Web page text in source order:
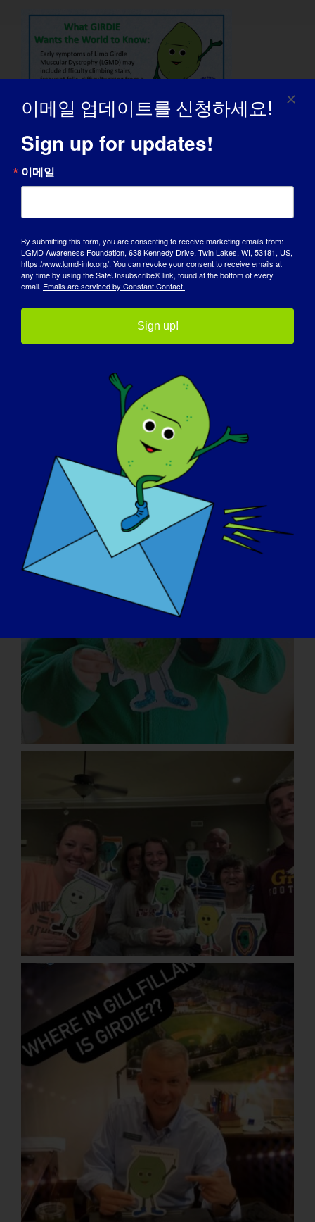
현재로서는 치료법이 없지만, 과학계와
연구비를 지원하는 단체의 노력 덕분에
Girdie는 여러분의 커뮤니
티 방문을 기다리고 있습니
다.
이메일 업데이트를 신청하세요!
Sign up for updates!
이메일
By submitting this form, you are consenting to receive marketing emails from:
LGMD Awareness Foundation, 638 Kennedy Drive, Twin Lakes, WI, 53181, US,
https://www.lgmd-info.org/. You can revoke your consent to receive emails at
any time by using the SafeUnsubscribe® link, found at the bottom of every
email. Emails are serviced by Constant Contact.
Sign up!